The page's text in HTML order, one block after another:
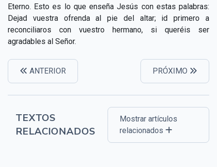
CAPÍTULO XXVI - Dad gratuitamente lo que recibís
gratuitamente
CAPÍTULO XXVII - Pedid y se os dará
CAPÍTULO XXVIII - Colección de oraciones
espiritistas
Eterno. Esto es lo que enseña Jesús con estas palabras:
Dejad vuestra ofrenda al pie del altar; id primero a
reconciliaros con vuestro hermano, si queréis ser
agradables al Señor.
ANTERIOR PRÓXIMO
TEXTOS
RELACIONADOS
Mostrar artículos
relacionados